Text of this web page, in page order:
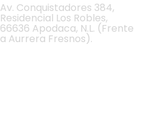
Av. Conquistadores 384,
Residencial Los Robles,
66636 Apodaca, N.L. (Frente
a Aurrera Fresnos).